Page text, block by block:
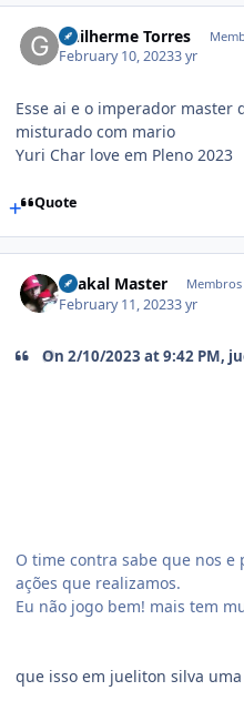
Guilherme Torres
February 10, 20233 yr
Esse ai e o imperador master
misturado com mario
Yuri Char love em Pleno 2023
Quote
Shakal Master
February 11, 20233 yr
On 2/10/2023 at 9:42 PM,
O time contra sabe que nos e
ações que realizamos.
Eu não jogo bem! mais tem
que isso em jueliton silva